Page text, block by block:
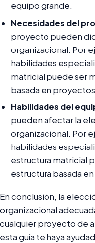
equipo grande.
Necesidades del
proyecto pueden
organizacional. Por
habilidades
matricial puede ser
basada en
Habilidades del
pueden afectar la
organizacional. Por
habilidades
estructura matricial
estructura basada
En conclusión, la
organizacional
cualquier proyecto de
esta guía te haya